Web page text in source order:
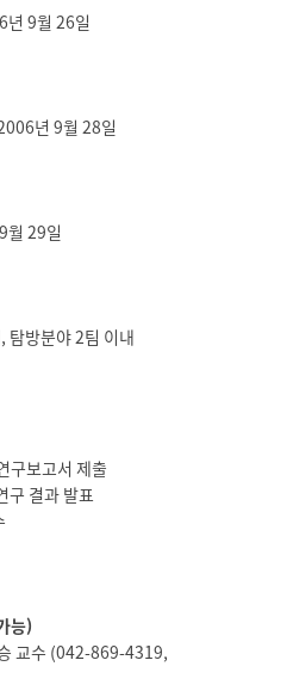
년 9월 26일
년 9월 28일
월 29일
탐방분야 2팀 이내
구보고서 제출
구 결과 발표
능)
교수 (042-869-4319,